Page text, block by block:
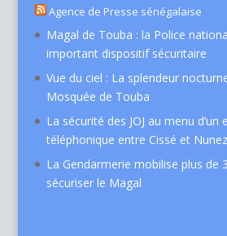
Agence de Presse sénégalaise
Magal de Touba : la Police
important dispositif sécuritaire
Vue du ciel : La splendeur
Mosquée de Touba
La sécurité des JOJ au menu d’un
téléphonique entre Cissé et
La Gendarmerie mobilise plus de
sécuriser le Magal